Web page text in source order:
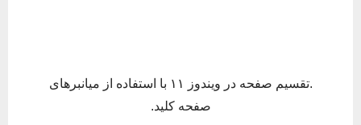
.تقسیم صفحه در ویندوز ۱۱ با استفاده از میانبرهای
صفحه کلید.